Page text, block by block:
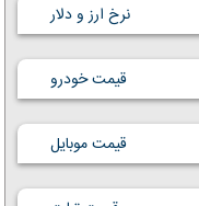
نرخ ارز و دلار
قیمت خودرو
قیمت موبایل